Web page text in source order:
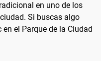
en uno de los
Si buscas algo
el Parque de la Ciudad